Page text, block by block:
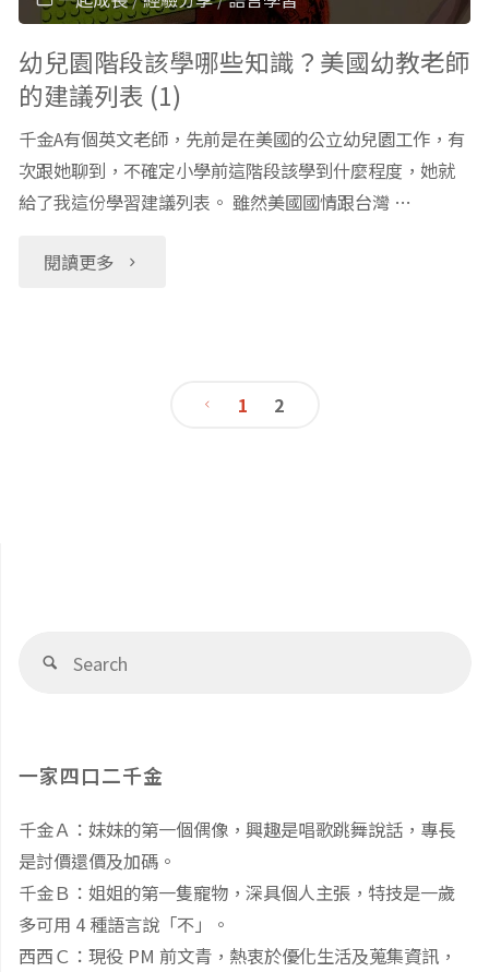
的
建
議
學
哪
些
知
識？
建
列
表
(2)"
幼兒園階段該學哪些知識？美國幼教老師
的建議列表 (1)
千金A有個英文老師，先前是在美國的公立幼兒園工作，有
次跟她聊到，不確定小學前這階段該學到什麼程度，她就
給了我這份學習建議列表。 雖然美國國情跟台灣 …
閱讀更多
"幼
識？
美
國
1 2
Search
一家四口二千金
千金Ａ：妹妹的第一個偶像，興趣是唱歌跳舞說話，專長
是討價還價及加碼。
千金Ｂ：姐姐的第一隻寵物，深具個人主張，特技是一歲
多可用 4 種語言說「不」。
西西Ｃ：現役 PM 前文青，熱衷於優化生活及蒐集資訊，